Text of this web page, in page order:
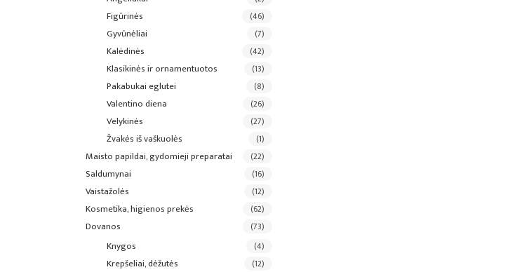
figūrinės (46)
gyvūnėliai (7)
kalėdinės (42)
klasikinės ir ornamentuotos (13)
pakabukai eglutei (8)
valentino diena (26)
velykinės (27)
žvakės iš vaškuolės (1)
maisto papildai, gydomieji preparatai (22)
saldumynai (16)
vaistažolės (12)
kosmetika, higienos prekės (62)
dovanos (73)
knygos (4)
krepšeliai, dėžutės (12)